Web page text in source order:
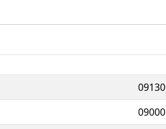
09130
09000